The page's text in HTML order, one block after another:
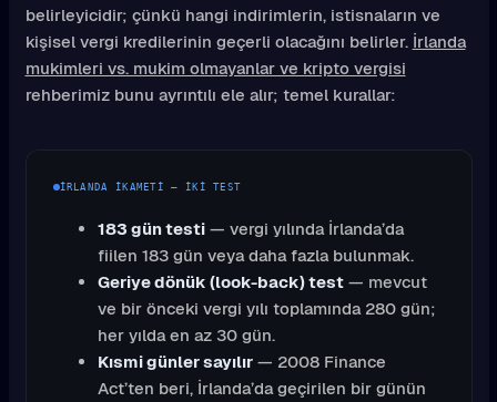
belirleyicidir; çünkü hangi indirimlerin, istisnaların ve
kişisel vergi kredilerinin geçerli olacağını belirler. İrlanda
mukimleri vs. mukim olmayanlar ve kripto vergisi
rehberimiz bunu ayrıntılı ele alır; temel kurallar:
İRLANDA IKAMETI — IKI TEST
183 gün testi— vergi yılında İrlanda’da
fiilen 183 gün veya daha fazla bulunmak.
Geriye dönük (look-back) test— mevcut
ve bir önceki vergi yılı toplamında 280 gün;
her yılda en az 30 gün.
Kısmi günler sayılır— 2008 Finance
Act’ten beri, İrlanda’da geçirilen bir günün